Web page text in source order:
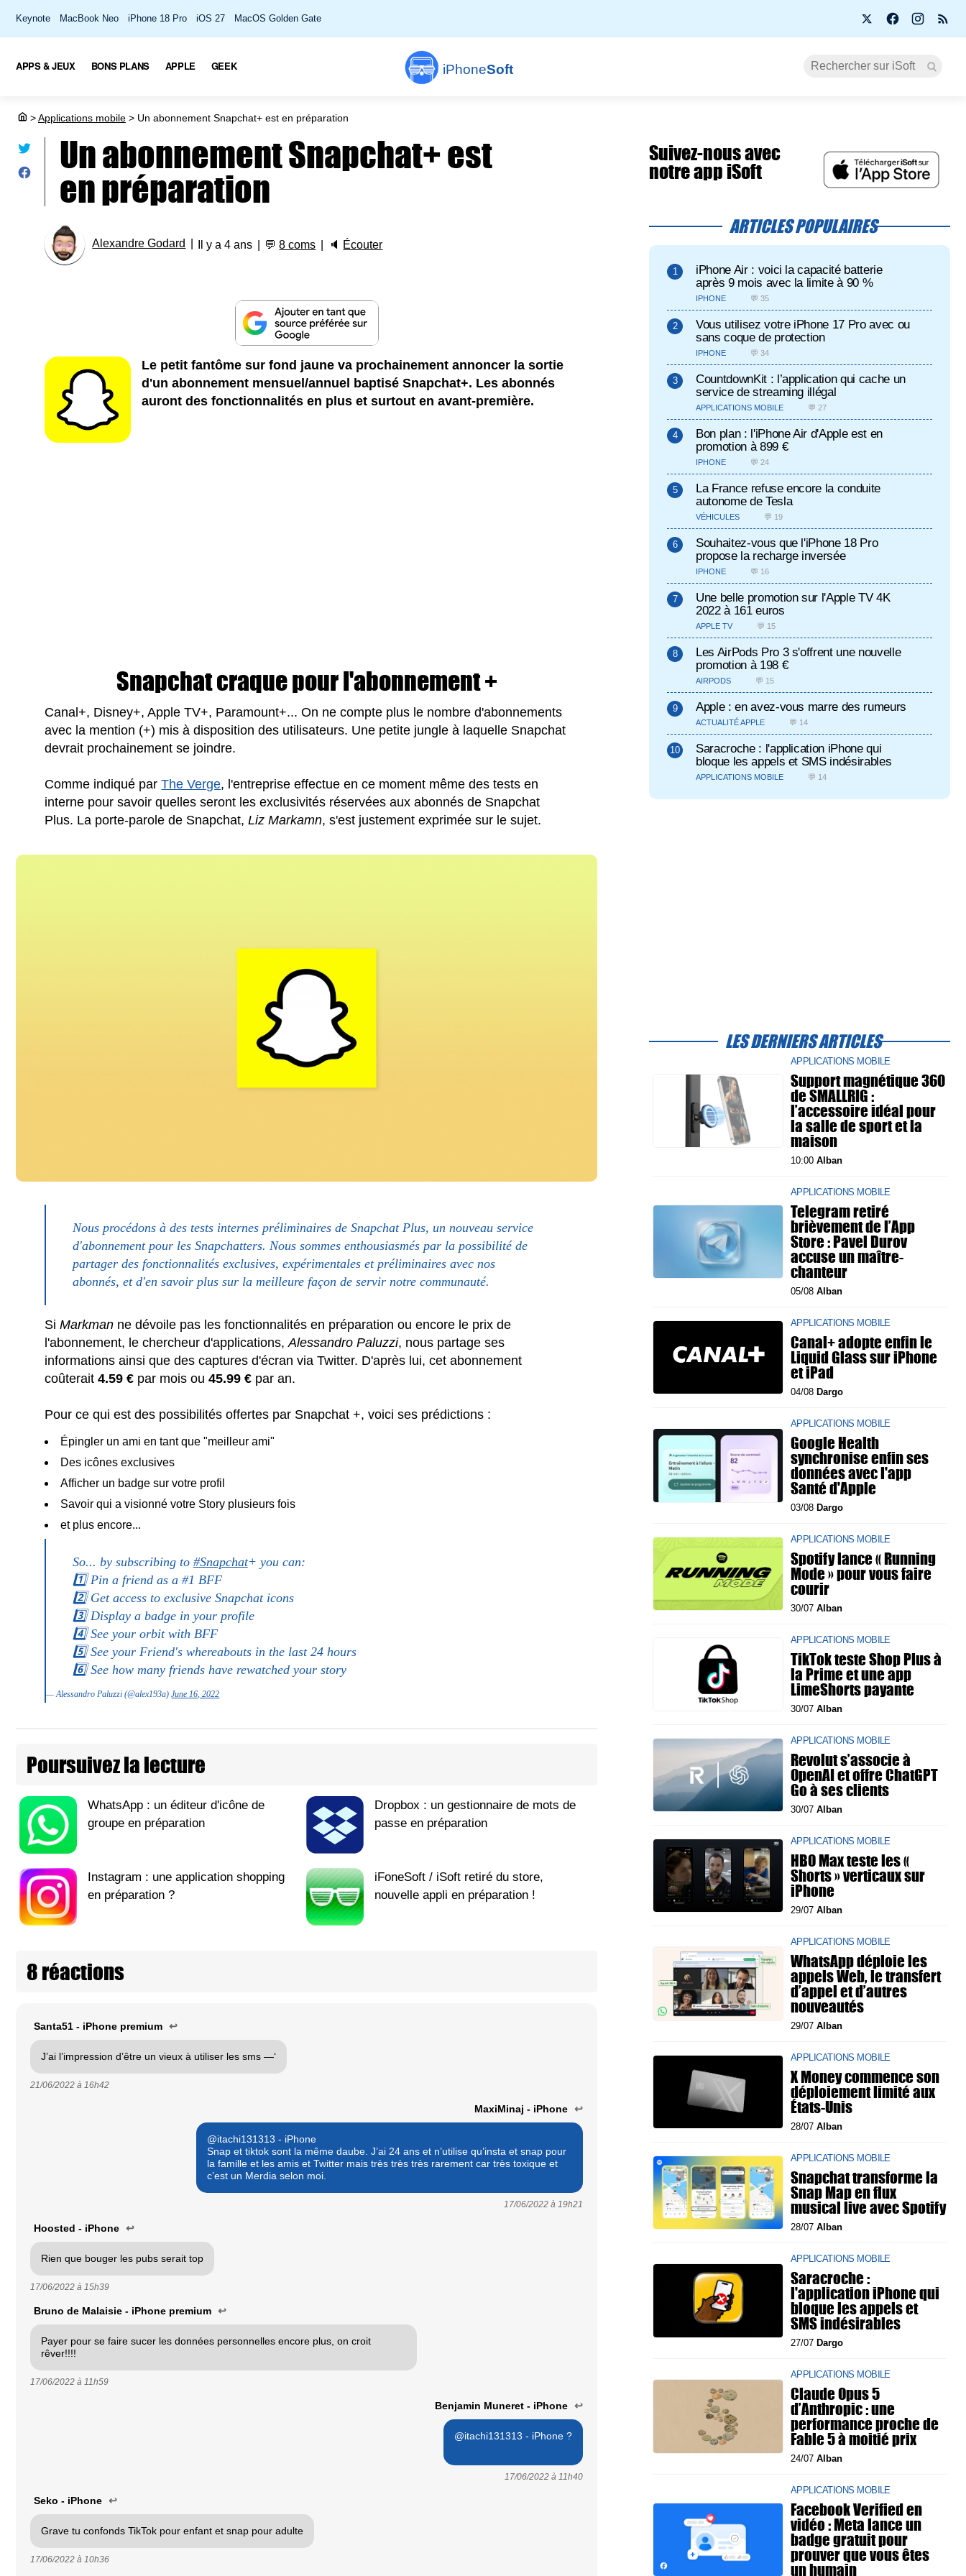
Keynote MacBook Neo iPhone 18 Pro iOS 27 MacOS Golden Gate
iPhoneSoft
APPS & JEUX BONS PLANS APPLE GEEK
>Applications mobile > Un abonnement Snapchat+ est en préparation
Un abonnement Snapchat+ est
en préparation
Alexandre Godard Il y a 4 ans 💬8 coms 🔈 Écouter
Le petit fantôme sur fond jaune va prochainement annoncer la sortie
d'un abonnement mensuel/annuel baptisé Snapchat+. Les abonnés
auront des fonctionnalités en plus et surtout en avant-première.
Snapchat craque pour l'abonnement +
Canal+, Disney+, Apple TV+, Paramount+... On ne compte plus le nombre d'abonnements
avec la mention (+) mis à disposition des utilisateurs. Une petite jungle à laquelle Snapchat
devrait prochainement se joindre.
Comme indiqué parThe Verge, l'entreprise effectue en ce moment même des tests en
interne pour savoir quelles seront les exclusivités réservées aux abonnés de Snapchat
Plus. La porte-parole de Snapchat,Liz Markamn, s'est justement exprimée sur le sujet.
Nous procédons à des tests internes préliminaires de Snapchat Plus, un nouveau service
d'abonnement pour les Snapchatters. Nous sommes enthousiasmés par la possibilité de
partager des fonctionnalités exclusives, expérimentales et préliminaires avec nos
abonnés, et d'en savoir plus sur la meilleure façon de servir notre communauté.
SiMarkman ne dévoile pas les fonctionnalités en préparation ou encore le prix de
l'abonnement, le chercheur d'applications,Alessandro Paluzzi, nous partage ses
informations ainsi que des captures d'écran via Twitter. D'après lui, cet abonnement
coûterait4.59 € par mois ou45.99 € par an.
Pour ce qui est des possibilités offertes par Snapchat +, voici ses prédictions :
Épingler un ami en tant que "meilleur ami"
Des icônes exclusives
Afficher un badge sur votre profil
Savoir qui a visionné votre Story plusieurs fois
et plus encore...
So... by subscribing to #Snapchat+ you can:
1️⃣ Pin a friend as a #1 BFF
2️⃣ Get access to exclusive Snapchat icons
3️⃣ Display a badge in your profile
4️⃣ See your orbit with BFF
5️⃣ See your Friend's whereabouts in the last 24 hours
6️⃣ See how many friends have rewatched your story
— Alessandro Paluzzi (@alex193a)June 16, 2022
Poursuivez la lecture
WhatsApp : un éditeur d'icône de
groupe en préparation
Dropbox : un gestionnaire de mots de
passe en préparation
Instagram : une application shopping
en préparation ?
iFoneSoft / iSoft retiré du store,
nouvelle appli en préparation !
8 réactions
Santa51 - iPhone premium ↩
J’ai l’impression d’être un vieux à utiliser les sms —‘
21/06/2022 à 16h42
MaxiMinaj - iPhone ↩
@itachi131313 - iPhone
Snap et tiktok sont la même daube. J’ai 24 ans et n’utilise qu’insta et snap pour
la famille et les amis et Twitter mais très très très rarement car très toxique et
c’est un Merdia selon moi.
17/06/2022 à 19h21
Hoosted - iPhone ↩
Rien que bouger les pubs serait top
17/06/2022 à 15h39
Bruno de Malaisie - iPhone premium ↩
Payer pour se faire sucer les données personnelles encore plus, on croit
rêver!!!!
17/06/2022 à 11h59
Benjamin Muneret - iPhone ↩
@itachi131313 - iPhone ?
17/06/2022 à 11h40
Seko - iPhone ↩
Grave tu confonds TikTok pour enfant et snap pour adulte
17/06/2022 à 10h36
Suivez-nous avec
notre app iSoft
ARTICLES POPULAIRES
iPhone Air : voici la capacité batterie
après 9 mois avec la limite à 90 %
IPHONE 💬 35
Vous utilisez votre iPhone 17 Pro avec ou
sans coque de protection
IPHONE 💬 34
CountdownKit : l’application qui cache un
service de streaming illégal
APPLICATIONS MOBILE 💬 27
Bon plan : l'iPhone Air d'Apple est en
promotion à 899 €
IPHONE 💬 24
La France refuse encore la conduite
autonome de Tesla
VÉHICULES 💬 19
Souhaitez-vous que l'iPhone 18 Pro
propose la recharge inversée
IPHONE 💬 16
Une belle promotion sur l'Apple TV 4K
2022 à 161 euros
APPLE TV 💬 15
Les AirPods Pro 3 s'offrent une nouvelle
promotion à 198 €
AIRPODS 💬 15
Apple : en avez-vous marre des rumeurs
ACTUALITÉ APPLE 💬 14
Saracroche : l'application iPhone qui
bloque les appels et SMS indésirables
APPLICATIONS MOBILE 💬 14
LES DERNIERS ARTICLES
APPLICATIONS MOBILE
Support magnétique 360
de SMALLRIG :
l’accessoire idéal pour
la salle de sport et la
maison
10:00 Alban
APPLICATIONS MOBILE
Telegram retiré
brièvement de l’App
Store : Pavel Durov
accuse un maître-
chanteur
05/08 Alban
APPLICATIONS MOBILE
Canal+ adopte enfin le
Liquid Glass sur iPhone
et iPad
04/08 Dargo
APPLICATIONS MOBILE
Google Health
synchronise enfin ses
données avec l'app
Santé d'Apple
03/08 Dargo
APPLICATIONS MOBILE
Spotify lance « Running
Mode » pour vous faire
courir
30/07 Alban
APPLICATIONS MOBILE
TikTok teste Shop Plus à
la Prime et une app
LimeShorts payante
30/07 Alban
APPLICATIONS MOBILE
Revolut s’associe à
OpenAI et offre ChatGPT
Go à ses clients
30/07 Alban
APPLICATIONS MOBILE
HBO Max teste les «
Shorts » verticaux sur
iPhone
29/07 Alban
APPLICATIONS MOBILE
WhatsApp déploie les
appels Web, le transfert
d’appel et d’autres
nouveautés
29/07 Alban
APPLICATIONS MOBILE
X Money commence son
déploiement limité aux
États-Unis
28/07 Alban
APPLICATIONS MOBILE
Snapchat transforme la
Snap Map en flux
musical live avec Spotify
28/07 Alban
APPLICATIONS MOBILE
Saracroche :
l'application iPhone qui
bloque les appels et
SMS indésirables
27/07 Dargo
APPLICATIONS MOBILE
Claude Opus 5
d’Anthropic : une
performance proche de
Fable 5 à moitié prix
24/07 Alban
APPLICATIONS MOBILE
Facebook Verified en
vidéo : Meta lance un
badge gratuit pour
prouver que vous êtes
un humain